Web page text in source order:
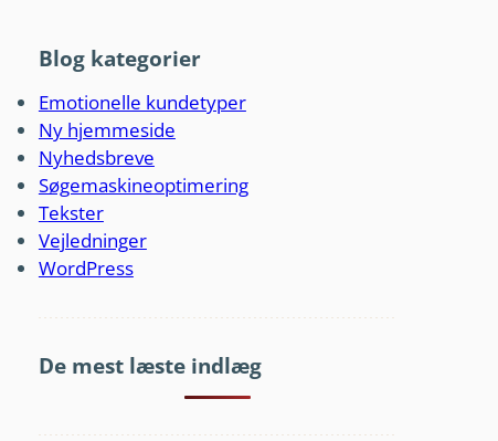
Blog kategorier
Emotionelle kundetyper
Ny hjemmeside
Nyhedsbreve
Søgemaskineoptimering
Tekster
Vejledninger
WordPress
De mest læste indlæg